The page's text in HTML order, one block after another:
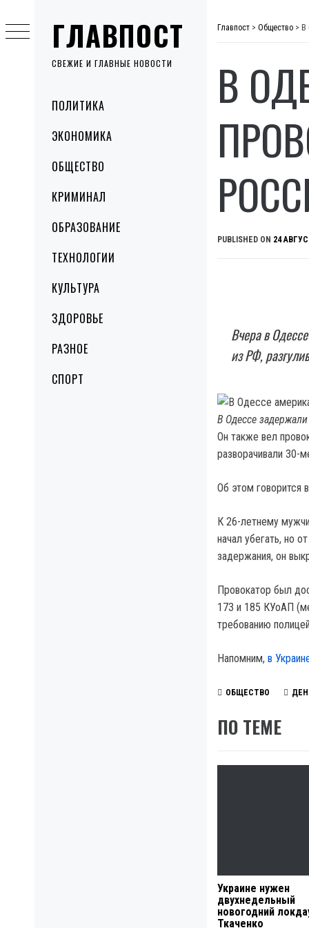
ГЛАВПОСТ
СВЕЖИЕ И ГЛАВНЫЕ НОВОСТИ
MenuПОЛИТИКА
ЭКОНОМИКА
ОБЩЕСТВО
КРИМИНАЛ
ОБРАЗОВАНИЕ
ТЕХНОЛОГИИ
КУЛЬТУРА
ЗДОРОВЬЕ
РАЗНОЕ
СПОРТ
to
content
Главпост > Общество > В
В
PUBLISHED ON 24
Вчера в
из РФ,
В Одессе
Он также вел
разворачивали 30-
Об этом говорится
К 26-летнему
начал убегать, но
задержания, он
Провокатор был
173 и 185 КУоАП
требованию
Напомним, в
ОБЩЕСТВО
ПО ТЕМЕ
Украине нужен
двухнедельный
новогодний
Ткаченко